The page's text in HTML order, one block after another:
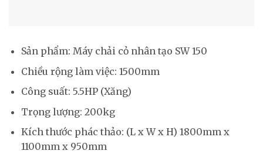
Sản phẩm: Máy chải cỏ nhân tạo SW 150
Chiều rộng làm việc: 1500mm
Công suất: 5.5HP (Xăng)
Trọng lượng: 200kg
Kích thước phác thảo: (L x W x H) 1800mm x
1100mm x 950mm